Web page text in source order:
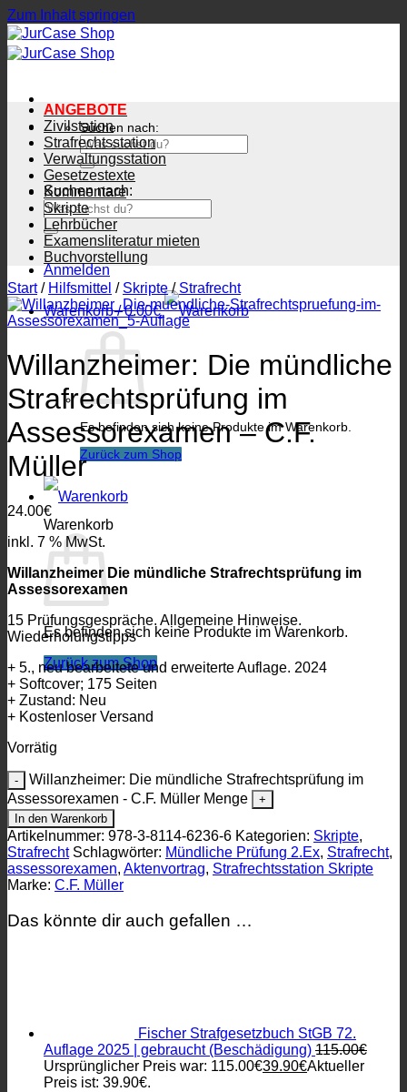
Zum Inhalt springen
Suchen nach:
Suchen nach:
Anmelden
Warenkorb /0.00€
Es befinden sich keine Produkte im Warenkorb.
Zurück zum Shop
Warenkorb
Es befinden sich keine Produkte im Warenkorb.
Zurück zum Shop
ANGEBOTE
Zivilstation
Strafrechtsstation
Verwaltungsstation
Gesetzestexte
Kommentare
Skripte
Lehrbücher
Examensliteratur mieten
Buchvorstellung
Start / Hilfsmittel / Skripte / Strafrecht
Willanzheimer: Die mündliche
Strafrechtsprüfung im
Assessorexamen – C.F.
Müller
24.00€
inkl. 7 % MwSt.
Willanzheimer Die mündliche Strafrechtsprüfung im
Assessorexamen
15 Prüfungsgespräche. Allgemeine Hinweise.
Wiederholungstipps
+ 5., neu bearbeitete und erweiterte Auflage. 2024
+ Softcover; 175 Seiten
+ Zustand: Neu
+ Kostenloser Versand
Vorrätig
Willanzheimer: Die mündliche Strafrechtsprüfung im
Assessorexamen - C.F. Müller Menge
In den Warenkorb
Artikelnummer: 978-3-8114-6236-6 Kategorien: Skripte,
Strafrecht Schlagwörter: Mündliche Prüfung 2.Ex, Strafrecht,
assessorexamen, Aktenvortrag, Strafrechtsstation Skripte
Marke: C.F. Müller
Das könnte dir auch gefallen …
Fischer Strafgesetzbuch StGB 72.
Auflage 2025 | gebraucht (Beschädigung) 115.00€
Ursprünglicher Preis war: 115.00€39.90€Aktueller
Preis ist: 39.90€.